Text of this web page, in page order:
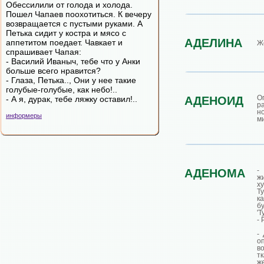
Обессилили от голода и холода.
Пошел Чапаев поохотиться. К вечеру
возвращается с пустыми руками. А
Петька сидит у костра и мясо с
аппетитом поедает. Чавкает и
спрашивает Чапая:
- Василий Иваныч, тебе что у Анки
больше всего нравится?
- Глаза, Петька.., Они у нее такие
голубые-голубые, как небо!..
- А я, дурак, тебе ляжку оставил!..
информеры
АДЕЛИНА
АДЕНОИД
АДЕНОМА
-
-
-